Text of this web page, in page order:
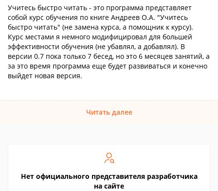
Учитесь быстро читать - это программа представляет
собой курс обучения по книге Андреев О.А. "Учитесь
быстро читать" (не замена курса, а помощник к курсу).
Курс местами я немного модифицировал для большей
эффективности обучения (не убавлял, а добавлял). В
версии 0.7 пока только 7 бесед, но это 6 месяцев занятий, а
за это время программа еще будет развиваться и конечно
выйдет новая версия.
Читать далее
Нет официального представителя разработчика
на сайте